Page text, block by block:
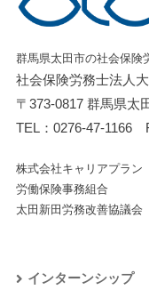
群馬県太田市の社会保険
社会保険労務士法人
〒373-0817 群馬県太
TEL： 0276-47-1166
株式会社キャリアプラン
労働保険事務組合
太田新田労務改善協議会
インターンシップ